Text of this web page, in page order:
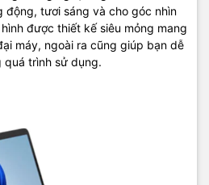
động, tươi sáng và cho góc nhìn
được thiết kế siêu mỏng mang
máy, ngoài ra cũng giúp bạn dễ
trình sử dụng.